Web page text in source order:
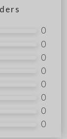
0
0
0
0
0
0
0
0